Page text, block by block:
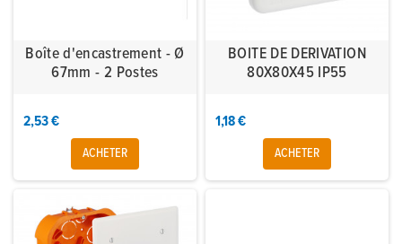
Boîte d'encastrement - Ø
67mm - 2 Postes
2,53 €
ACHETER
BOITE DE DERIVATION
80X80X45 IP55
1,18 €
ACHETER